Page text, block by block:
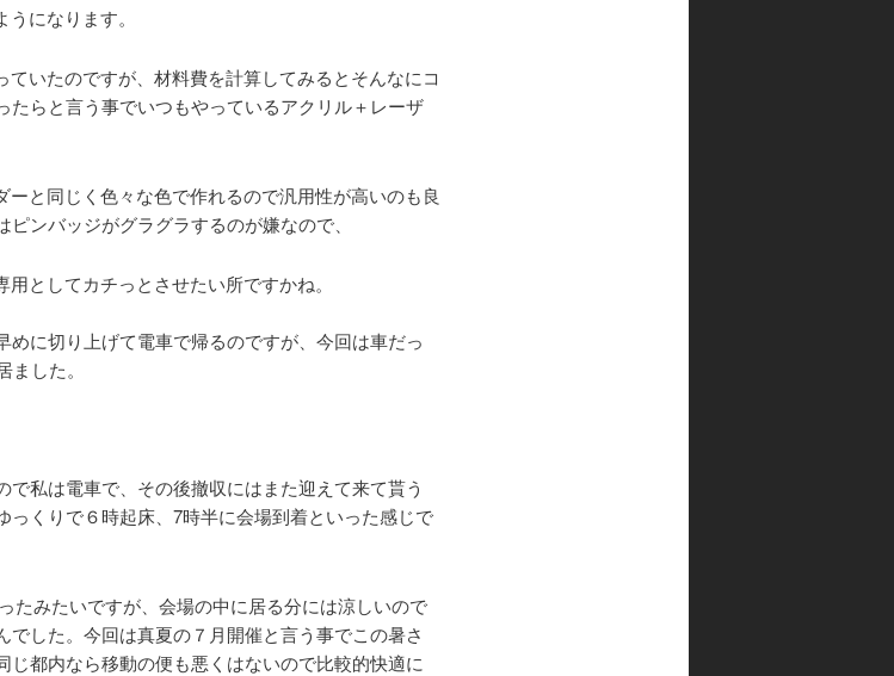
になります。
いたのですが、材料費を計算してみるとそんなにコ
たらと言う事でいつもやっているアクリル＋レーザ
と同じく色々な色で作れるので汎用性が高いのも良
ンバッジがグラグラするのが嫌なので、
としてカチっとさせたい所ですかね。
めに切り上げて電車で帰るのですが、今回は車だっ
した。
私は電車で、その後撤収にはまた迎えて来て貰う
っくりで６時起床、7時半に会場到着といった感じで
みたいですが、会場の中に居る分には涼しいので
でした。今回は真夏の７月開催と言う事でこの暑さ
じ都内なら移動の便も悪くはないので比較的快適に